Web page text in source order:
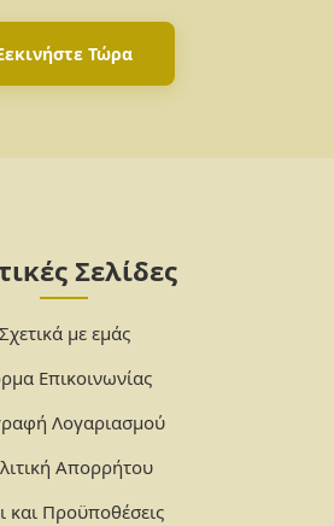
Τώρα
Σελίδες
Σχετικά με εμάς
Επικοινωνίας
Λογαριασμού
Απορρήτου
και Προϋποθέσεις